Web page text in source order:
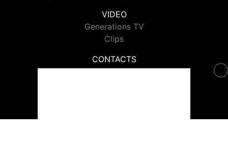
VIDEO
Generations TV
Clips
CONTACTS
Contacter Generations